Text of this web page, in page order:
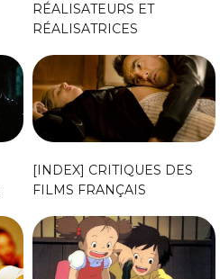
RÉALISATEURS ET
RÉALISATRICES
[INDEX] CRITIQUES DES
FILMS FRANÇAIS